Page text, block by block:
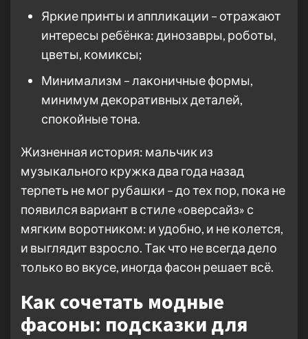
Яркие принты и аппликации – отражают
интересы ребёнка: динозавры, роботы,
цветы, комиксы;
Минимализм – лаконичные формы,
минимум декоративных деталей,
спокойные тона.
Жизненная история: мальчик из
музыкального кружка два года назад
терпеть не мог рубашки – до тех пор, пока не
появился вариант в стиле «оверсайз» с
мягким воротником: и удобно, и не колется,
и выглядит взросло. Так что не всегда дело
только во вкусе, иногда фасон решает всё.
Как сочетать модные
фасоны: подсказки для